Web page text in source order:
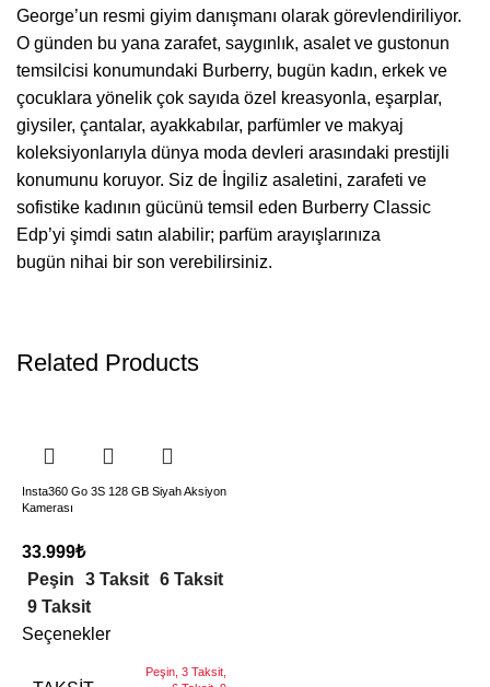
George’un resmi giyim danışmanı olarak görevlendiriliyor.
O günden bu yana zarafet, saygınlık, asalet ve gustonun
temsilcisi konumundaki Burberry, bugün kadın, erkek ve
çocuklara yönelik çok sayıda özel kreasyonla, eşarplar,
giysiler, çantalar, ayakkabılar, parfümler ve makyaj
koleksiyonlarıyla dünya moda devleri arasındaki prestijli
konumunu koruyor. Siz de İngiliz asaletini, zarafeti ve
sofistike kadının gücünü temsil eden Burberry Classic
Edp’yi şimdi satın alabilir; parfüm arayışlarınıza
bugün nihai bir son verebilirsiniz.
Related Products
Insta360 Go 3S 128 GB Siyah Aksiyon
Kamerası
33.999₺
Peşin
3 Taksit 6 Taksit
9 Taksit
Seçenekler
Peşin, 3 Taksit,